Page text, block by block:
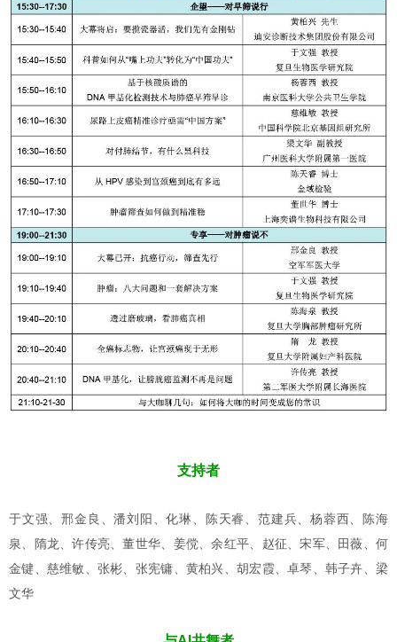
支持者
于文强、邢金良、潘刘阳、化琳、陈天睿、范建兵、杨蓉西、陈海
泉、隋龙、许传亮、董世华、姜傥、余红平、赵征、宋军、田薇、何
金键、慈维敏、张彬、张宪镛、黄柏兴、胡宏霞、卓琴、韩子卉、梁
文华